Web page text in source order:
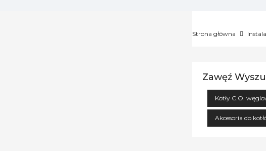
Strona główna
Zawęź
Kotły C.O.
Akcesoria do